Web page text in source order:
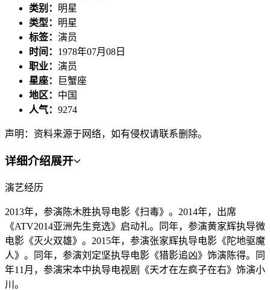
类别： 明星
类型： 明星
标签： 演员
时间： 1978年07月08日
职业： 演员
星座：
巨蟹座
地区： 中国
人气： 9274
声明：资料来源于网络，如有侵权请联系删除。
详细介绍展开
演艺经历
2013年，参演陈木胜执导电影《扫毒》。2014年，出席
《ATV2014亚洲先生竞选》启动礼。同年，参演黄家辉执导微
电影《灭火双雄》。2015年，参演张家辉执导电影《陀地驱魔
人》。同年，参演刘定坚执导电影《猎影追凶》饰演陈得。同
年11月，参演宋本中执导电视剧《天才在左疯子在右》饰演小
川。